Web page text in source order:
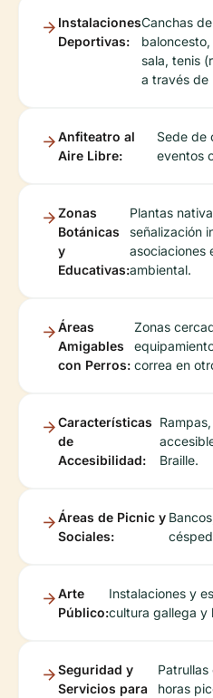
Instalaciones
Deportivas:
Canchas de
sala, tenis
a través de
Anfiteatro al
Aire Libre:
Sede de
eventos
Zonas
Botánicas
y
Educativas:
Plantas
señalización
asociaciones
ambiental.
Áreas
Amigables
con Perros:
Zonas
correa en
Características
de
Accesibilidad:
Braille.
Áreas de Picnic y
Sociales:
Arte
Público:
Instalaciones y
cultura gallega y
Seguridad y
Servicios para
horas